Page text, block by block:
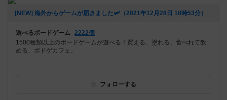
[NEW] 海外からゲームが届きました🛩（2021年12月28日 18時53分）
遊べるボードゲーム 2222個
1500種類以上のボードゲームが遊べる！買える、塗れる、食べれて飲
める、ボドゲカフェ。
フォローする